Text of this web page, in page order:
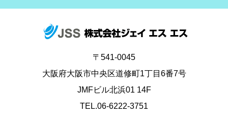
〒541-0045
大阪府大阪市中央区道修町1丁目6番7号
JMFビル北浜01 14F
TEL.06-6222-3751